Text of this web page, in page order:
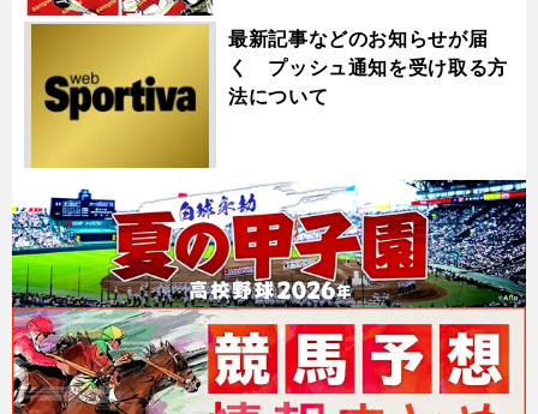
最新記事などのお知らせが届
く プッシュ通知を受け取る方
法について